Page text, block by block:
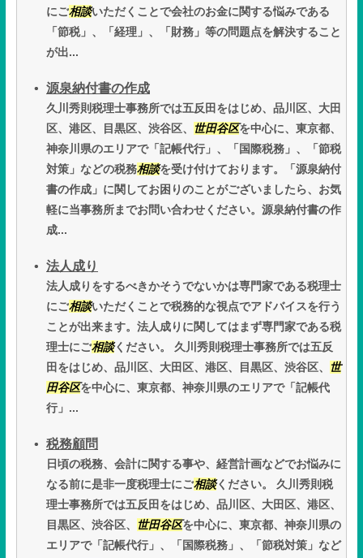
にご相談いただくことで会社のお金に関する悩みである
「節税」、「経理」、「財務」等の問題点を解決すること
が出...
源泉納付書の作成
久川秀則税理士事務所では五反田をはじめ、品川区、大田
区、港区、目黒区、渋谷区、
世田谷区を中心に、東京都、
神奈川県のエリアで「記帳代行」、「国際税務」、「節税
対策」などの税務相談を受け付けております。「源泉納付
書の作成」に関してお困りのことがございましたら、お気
軽に当事務所までお問い合わせください。源泉納付書の作
成...
法人成り
法人成りをするべきかそうでないかは専門家である税理士
にご相談いただくことで税務的な視点でアドバイスを行う
ことが出来ます。法人成りに関してはまず専門家である税
理士にご相談ください。 久川秀則税理士事務所では五反
田をはじめ、品川区、大田区、港区、目黒区、渋谷区、
世
田谷区を中心に、東京都、神奈川県のエリアで「記帳代
行」...
税務顧問
日頃の税務、会計に関する事や、経営計画などでお悩みに
なる前に是非一度税理士にご相談ください。 久川秀則税
理士事務所では五反田をはじめ、品川区、大田区、港区、
目黒区、渋谷区、
世田谷区を中心に、東京都、神奈川県の
エリアで「記帳代行」、「国際税務」、「節税対策」など